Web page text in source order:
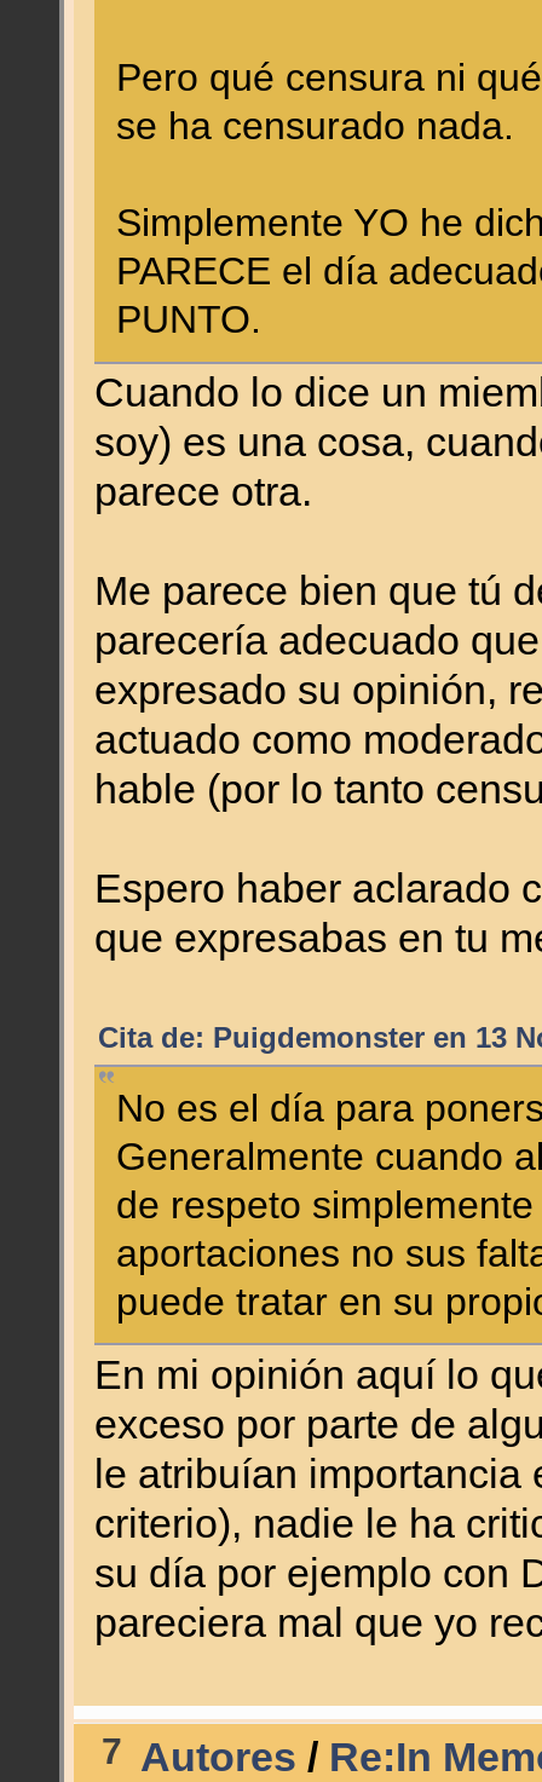
Pero qué censura ni
se ha censurado nada.
Simplemente YO he
PARECE el día
PUNTO.
Cuando lo dice un
soy) es una cosa,
parece otra.
Me parece bien que tú
parecería adecuado
expresado su opinión,
actuado como
hable (por lo tanto
Espero haber aclarado
que expresabas en tu
Cita de: Puigdemonster en 13
No es el día para
Generalmente cuando
de respeto
aportaciones no sus
puede tratar en su
En mi opinión aquí lo
exceso por parte de
le atribuían
criterio), nadie le ha
su día por ejemplo con
pareciera mal que yo
7 Autores / Re:In